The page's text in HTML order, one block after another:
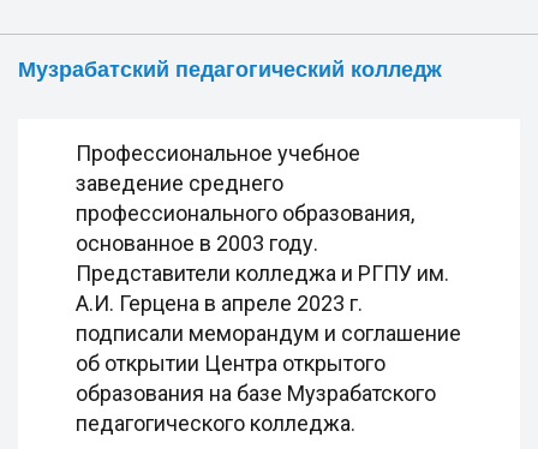
Музрабатский педагогический колледж
Профессиональное учебное
заведение среднего
профессионального образования,
основанное в 2003 году.
Представители колледжа и РГПУ им.
А.И. Герцена в апреле 2023 г.
подписали меморандум и соглашение
об открытии Центра открытого
образования на базе Музрабатского
педагогического колледжа.